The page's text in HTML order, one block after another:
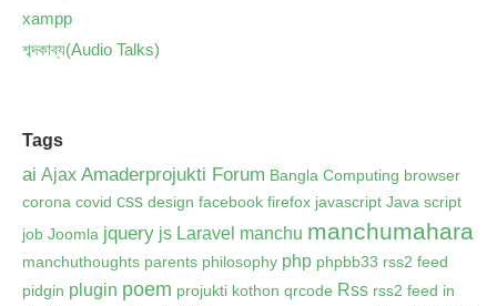
xampp
শব্দকাব্য(Audio Talks)
Tags
ai Ajax Amaderprojukti Forum Bangla Computing browser
corona covid css design facebook firefox javascript Java script
job Joomla jquery js Laravel manchu manchumahara
manchuthoughts parents philosophy php phpbb33 rss2 feed
pidgin plugin poem projukti kothon qrcode Rss rss2 feed in